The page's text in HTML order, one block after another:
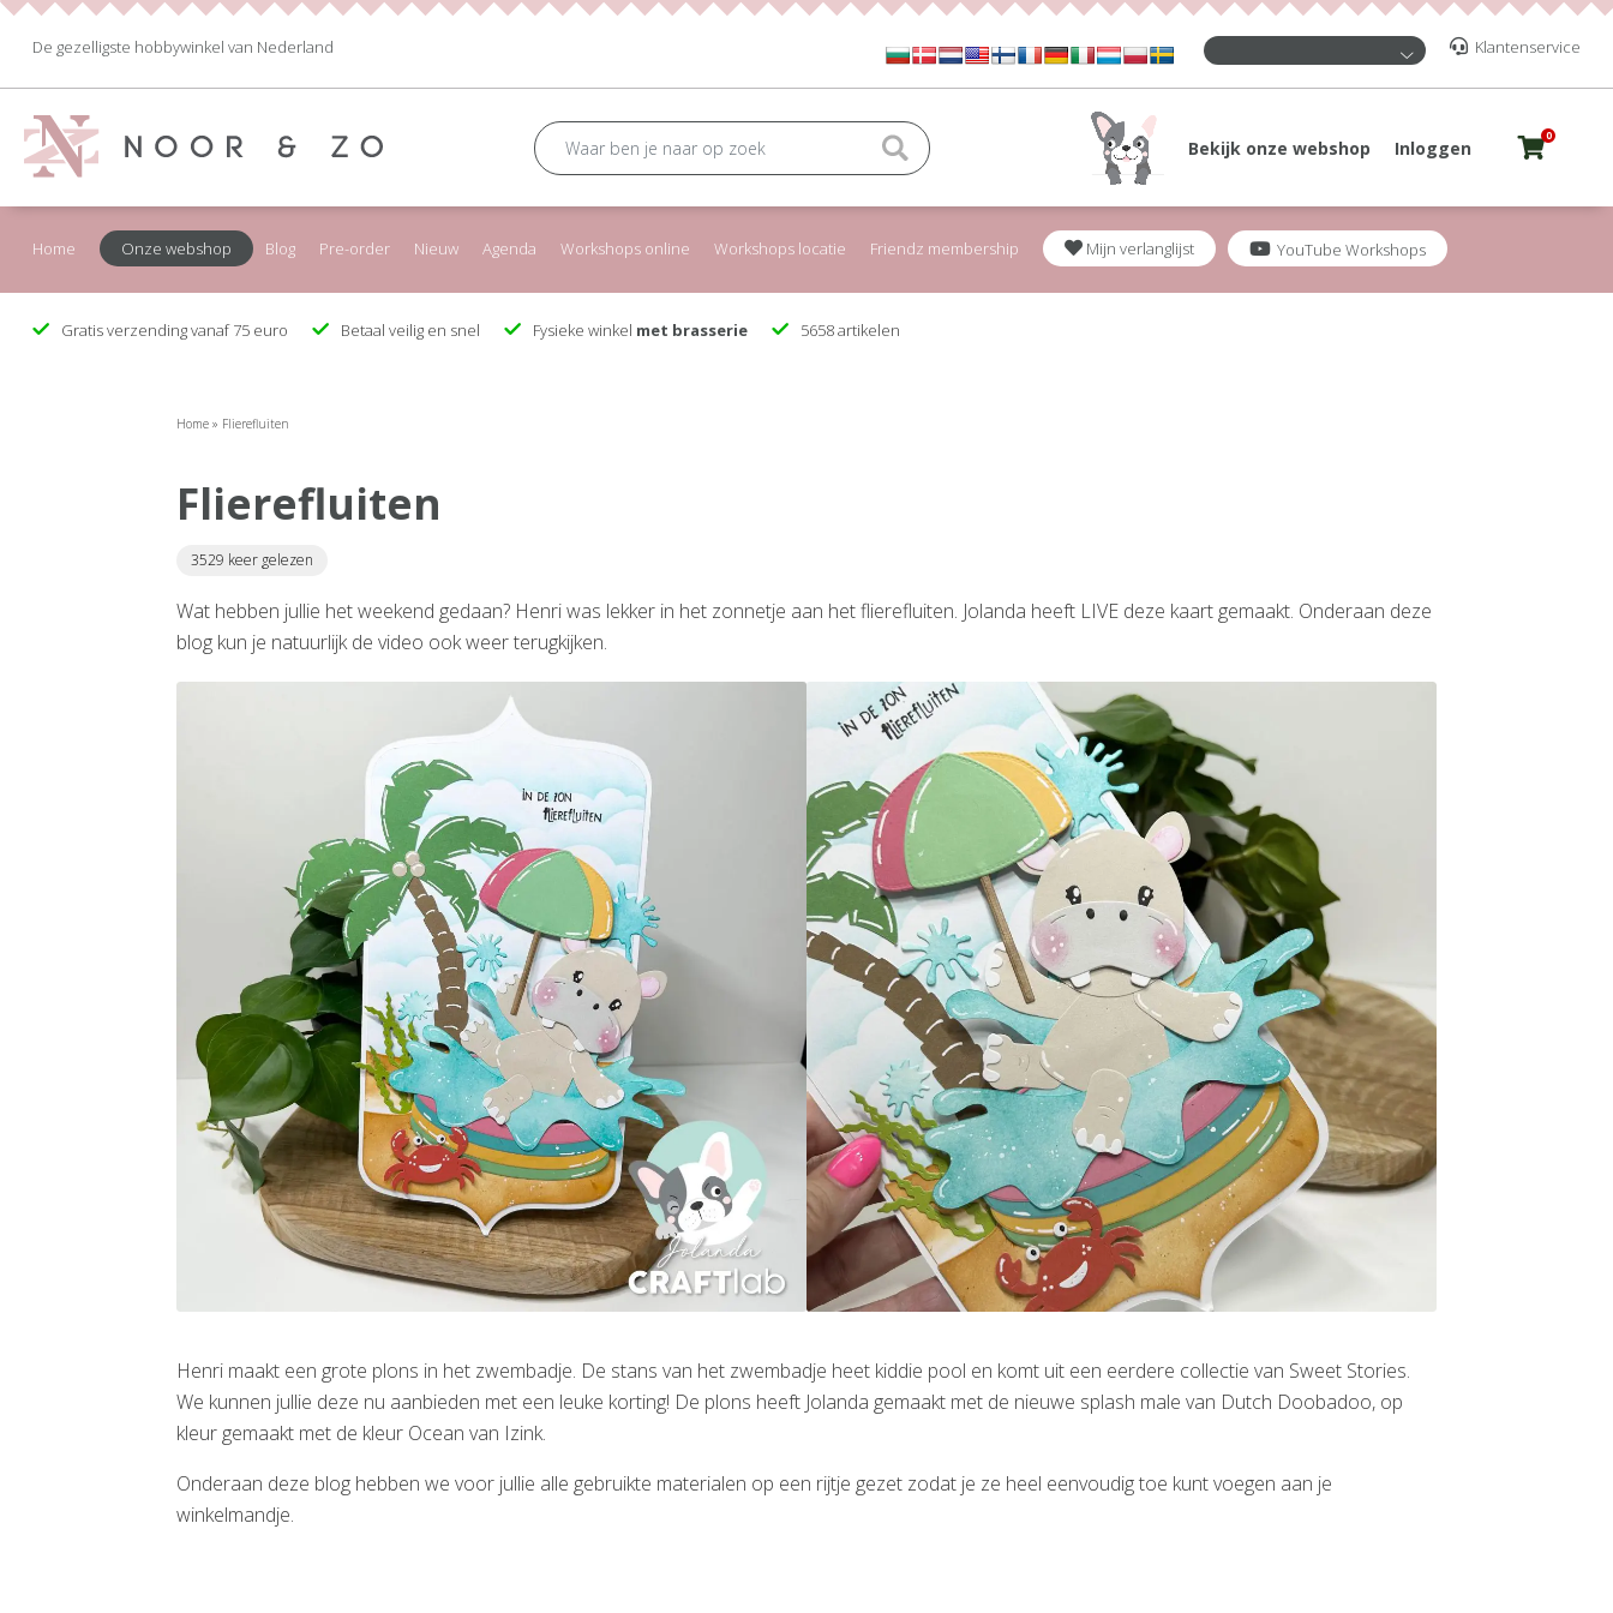
De gezelligste hobbywinkel van Nederland Klantenservice
Bekijk onze webshop Inloggen
0
Home Onze webshop Blog Pre-order Nieuw Agenda Workshops online Workshops locatie Friendz membership Mijn verlanglijst YouTube Workshops
Gratis verzending vanaf 75 euro Betaal veilig en snel Fysieke winkel met brasserie 5658 artikelen
Home » Flierefluiten
Flierefluiten
3529 keer gelezen
Wat hebben jullie het weekend gedaan? Henri was lekker in het zonnetje aan het flierefluiten. Jolanda heeft LIVE deze kaart gemaakt. Onderaan deze
blog kun je natuurlijk de video ook weer terugkijken.
Henri maakt een grote plons in het zwembadje. De stans van het zwembadje heet kiddie pool en komt uit een eerdere collectie van Sweet Stories.
We kunnen jullie deze nu aanbieden met een leuke korting! De plons heeft Jolanda gemaakt met de nieuwe splash male van Dutch Doobadoo, op
kleur gemaakt met de kleur Ocean van Izink.
Onderaan deze blog hebben we voor jullie alle gebruikte materialen op een rijtje gezet zodat je ze heel eenvoudig toe kunt voegen aan je
winkelmandje.